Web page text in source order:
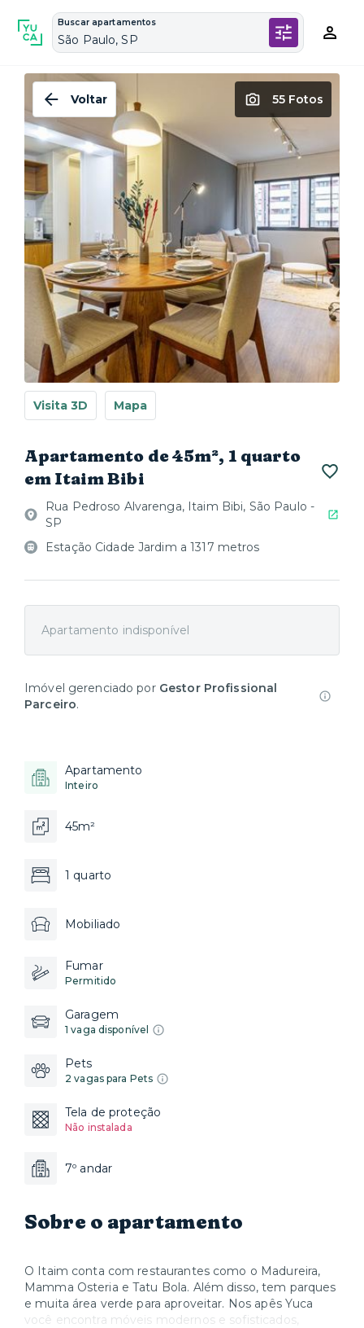
Buscar apartamentos
São Paulo, SP
Voltar 55 Fotos
Visita 3D Mapa
Apartamento de 45m², 1 quarto
em Itaim Bibi
Rua Pedroso Alvarenga, Itaim Bibi, São Paulo -
SP
Estação Cidade Jardim a 1317 metros
Apartamento indisponível
Imóvel gerenciado por Gestor Profissional
Parceiro.
Apartamento
Inteiro
45m²
1 quarto
Mobiliado
Fumar
Permitido
Garagem
1 vaga disponível
Pets
2 vagas para Pets
Tela de proteção
Não instalada
7º andar
Sobre o apartamento
O Itaim conta com restaurantes como o Madureira,
Mamma Osteria e Tatu Bola. Além disso, tem parques
e muita área verde para aproveitar. Nos apês Yuca
você encontra móveis modernos e sofisticados,